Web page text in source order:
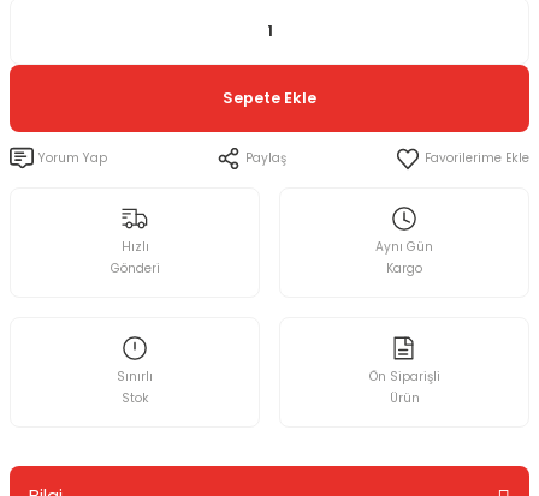
Sepete Ekle
Yorum Yap Paylaş
Hızlı
Gönderi
Aynı Gün
Kargo
Sınırlı
Stok
Ön Siparişli
Ürün